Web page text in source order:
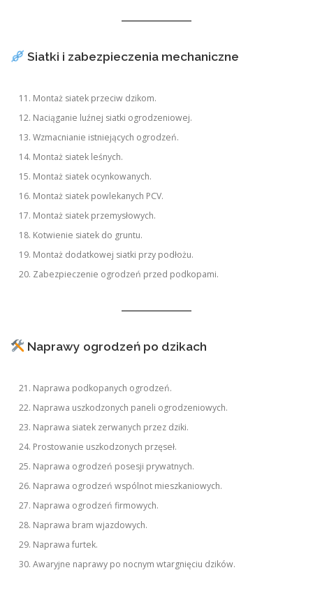
Siatki i zabezpieczenia mechaniczne
Montaż siatek przeciw dzikom.
Naciąganie luźnej siatki ogrodzeniowej.
Wzmacnianie istniejących ogrodzeń.
Montaż siatek leśnych.
Montaż siatek ocynkowanych.
Montaż siatek powlekanych PCV.
Montaż siatek przemysłowych.
Kotwienie siatek do gruntu.
Montaż dodatkowej siatki przy podłożu.
Zabezpieczenie ogrodzeń przed podkopami.
Naprawy ogrodzeń po dzikach
Naprawa podkopanych ogrodzeń.
Naprawa uszkodzonych paneli ogrodzeniowych.
Naprawa siatek zerwanych przez dziki.
Prostowanie uszkodzonych przęseł.
Naprawa ogrodzeń posesji prywatnych.
Naprawa ogrodzeń wspólnot mieszkaniowych.
Naprawa ogrodzeń firmowych.
Naprawa bram wjazdowych.
Naprawa furtek.
Awaryjne naprawy po nocnym wtargnięciu dzików.